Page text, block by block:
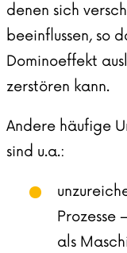
denen sich
beeinflussen, so
Dominoeffekt
zerstören kann.
Andere häufige
sind u.a.:
Prozesse
als